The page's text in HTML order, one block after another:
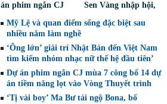
án phim ngắn CJ
tại LHP quốc tế
Toronto 2026
Sen Vàng nhập hội,
chinh phục khán giả
Mỹ Lệ và quan điểm sống đặc biệt sau
nhiều năm làm nghề
‘Ông lớn’ giải trí Nhật Bản đến Việt Nam
tìm kiếm nhóm nhạc nữ thế hệ đầu tiên’
Dự án phim ngắn CJ mùa 7 công bố 14 dự
án tiềm năng lọt vào Vòng Thuyết trình
‘Tị vài boy’ Ma Bư tái ngộ Bona, bố